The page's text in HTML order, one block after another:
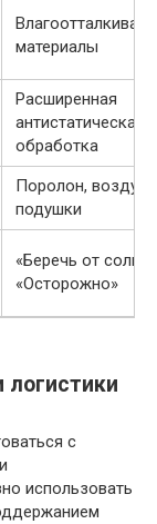
материалы
Расширенная
антистатическая
обработка
Поролон,
подушки
«Беречь от
«Осторожно»
логистики
с
использовать